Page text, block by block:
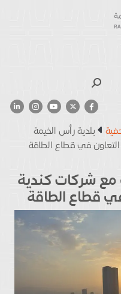
بلدية رأس الخيمة
في قطاع الطاقة
مع شركات كندية
قطاع الطاقة